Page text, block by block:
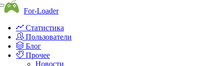
Toggle
navigation
For-Loader
Статистика
Пользователи
Блог
Прочее
Новости